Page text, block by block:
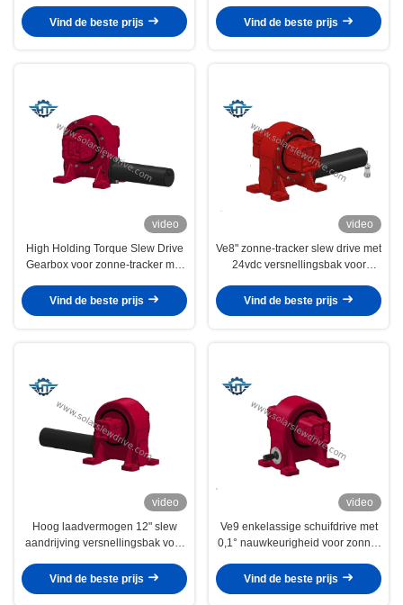
Vind de beste prijs
Vind de beste prijs
video
High Holding Torque Slew Drive
Gearbox voor zonne-tracker met
Vind de beste prijs
video
Ve8" zonne-tracker slew drive met
24vdc versnellingsbak voor
systeem
Vind de beste prijs
video
Hoog laadvermogen 12" slew
aandrijving versnellingsbak voor
systeem
Vind de beste prijs
video
Ve9 enkelassige schuifdrive met
0,1° nauwkeurigheid voor zonne-
Vind de beste prijs